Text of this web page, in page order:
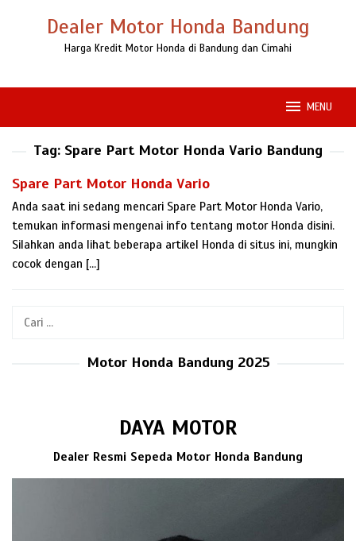
Dealer Motor Honda Bandung
Harga Kredit Motor Honda di Bandung dan Cimahi
MENU
Tag: Spare Part Motor Honda Vario Bandung
Spare Part Motor Honda Vario
Anda saat ini sedang mencari Spare Part Motor Honda Vario,
temukan informasi mengenai info tentang motor Honda disini.
Silahkan anda lihat beberapa artikel Honda di situs ini, mungkin
cocok dengan […]
Cari
Motor Honda Bandung 2025
DAYA MOTOR
Dealer Resmi Sepeda Motor Honda Bandung